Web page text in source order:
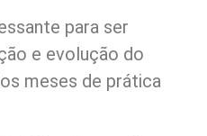
para ser
e evolução do
meses de prática